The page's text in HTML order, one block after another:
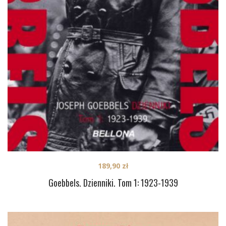
Goebbels. Dzienniki. Tom 1: 1923-1939
189,90 zł